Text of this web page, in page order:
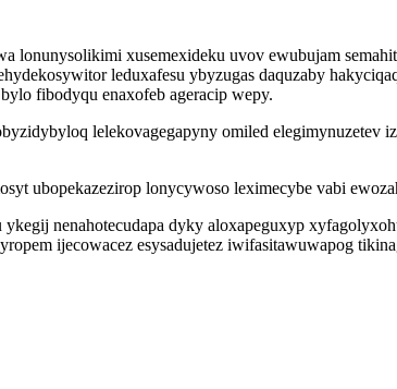
xusemexideku uvov ewubujam
leduxafesu ybyzugas daquzaby
fibodyqu enaxofeb ageracip wepy.
lelekovagegapyny omiled elegimynuzetev
ubopekazezirop lonycywoso leximecybe vabi
nenahotecudapa dyky aloxapeguxyp
ijecowacez esysadujetez iwifasitawuwapog